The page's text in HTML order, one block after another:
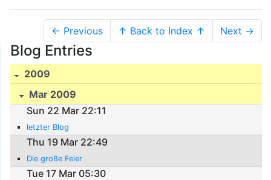
← Previous ↑ Back to Index ↑ Next →
Blog Entries
2009
Mar 2009
Sun 22 Mar 22:11
letzter Blog
Thu 19 Mar 22:49
Die große Feier
Tue 17 Mar 05:30